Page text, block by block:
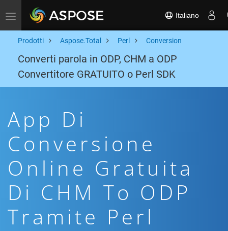
Toggle navigation Italiano
Prodotti Aspose.Total Perl Conversion
Converti parola in ODP, CHM a ODP
Convertitore GRATUITO o Perl SDK
App Di
Conversione
Online Gratuita
Di CHM To ODP
Tramite Perl